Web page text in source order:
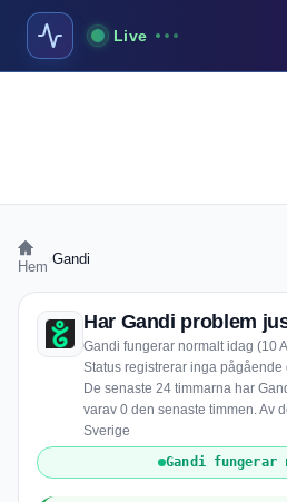
Live
Hem Gandi
Har Gandi problem
Gandi fungerar normalt idag (10
Status registrerar inga
De senaste 24 timmarna har
varav 0 den senaste timmen. Av
Sverige
Gandi fungerar